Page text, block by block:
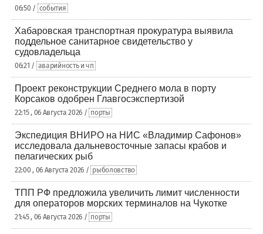
06:50 / события
Хабаровская транспортная прокуратура выявила
поддельное санитарное свидетельство у
судовладельца
06:21 / аварийность и чп
Проект реконструкции Среднего мола в порту
Корсаков одобрен Главгосэкспертизой
22:15 , 06 Августа 2026 / порты
Экспедиция ВНИРО на НИС «Владимир Сафонов»
исследовала дальневосточные запасы крабов и
пелагических рыб
22:00 , 06 Августа 2026 / рыболовство
ТПП РФ предложила увеличить лимит численности
для операторов морских терминалов на Чукотке
21:45 , 06 Августа 2026 / порты